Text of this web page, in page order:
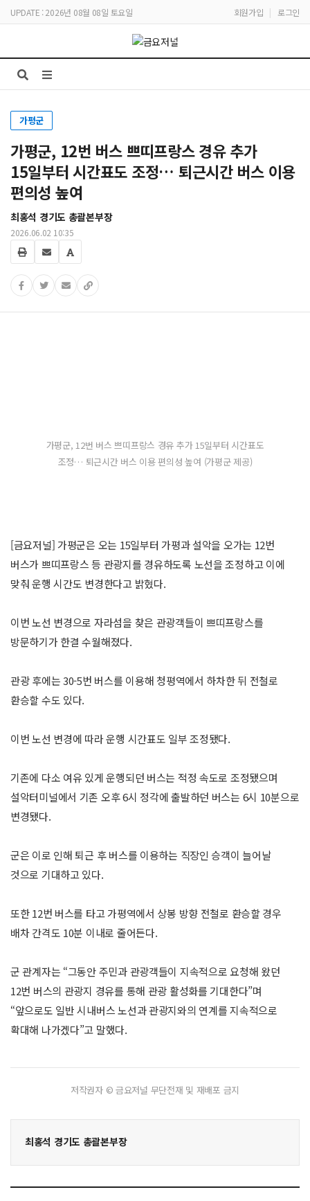
UPDATE : 2026년 08월 08일 토요일 회원가입 | 로그인
가평군
가평군, 12번 버스 쁘띠프랑스 경유 추가
15일부터 시간표도 조정… 퇴근시간 버스 이용
편의성 높여
최홍석 경기도 총괄본부장
2026.06.02 10:35
가평군, 12번 버스 쁘띠프랑스 경유 추가 15일부터 시간표도
조정… 퇴근시간 버스 이용 편의성 높여 (가평군 제공)
[금요저널] 가평군은 오는 15일부터 가평과 설악을 오가는 12번
버스가 쁘띠프랑스 등 관광지를 경유하도록 노선을 조정하고 이에
맞춰 운행 시간도 변경한다고 밝혔다.
이번 노선 변경으로 자라섬을 찾은 관광객들이 쁘띠프랑스를
방문하기가 한결 수월해졌다.
관광 후에는 30-5번 버스를 이용해 청평역에서 하차한 뒤 전철로
환승할 수도 있다.
이번 노선 변경에 따라 운행 시간표도 일부 조정됐다.
기존에 다소 여유 있게 운행되던 버스는 적정 속도로 조정됐으며
설악터미널에서 기존 오후 6시 정각에 출발하던 버스는 6시 10분으로
변경됐다.
군은 이로 인해 퇴근 후 버스를 이용하는 직장인 승객이 늘어날
것으로 기대하고 있다.
또한 12번 버스를 타고 가평역에서 상봉 방향 전철로 환승할 경우
배차 간격도 10분 이내로 줄어든다.
군 관계자는 “그동안 주민과 관광객들이 지속적으로 요청해 왔던
12번 버스의 관광지 경유를 통해 관광 활성화를 기대한다”며
“앞으로도 일반 시내버스 노선과 관광지와의 연계를 지속적으로
확대해 나가겠다”고 말했다.
저작권자 © 금요저널 무단전재 및 재배포 금지
최홍석 경기도 총괄본부장